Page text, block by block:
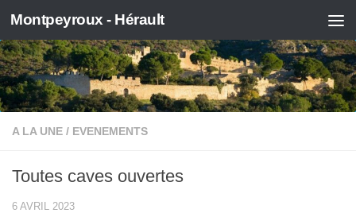
Skip to content
Montpeyroux - Hérault
A LA UNE / EVENEMENTS
Toutes caves ouvertes
6 AVRIL 2023